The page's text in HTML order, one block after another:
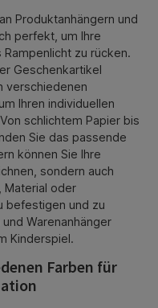
Produktanhängern und
perfekt, um Ihre
zu rücken.
Geschenkartikel
verschiedenen
Ihren individuellen
schlichtem Papier bis
Sie das passende
können Sie Ihre
sondern auch
Material oder
befestigen und zu
Warenanhänger
Kinderspiel.
Farben für